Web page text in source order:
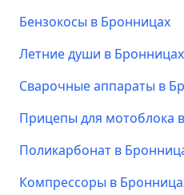
Бензокосы в Бронницах
Летние души в Бронницах
Сварочные аппараты в
Прицепы для мотоблока
Поликарбонат в
Компрессоры в